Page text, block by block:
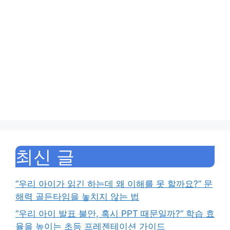
최신 글
“우리 아이가 읽긴 하는데 왜 이해를 못 할까요?” 문
해력 골든타임을 놓치지 않는 법
“우리 아이 발표 불안, 혹시 PPT 때문일까?” 학습 효
율을 높이는 초등 프레젠테이션 가이드